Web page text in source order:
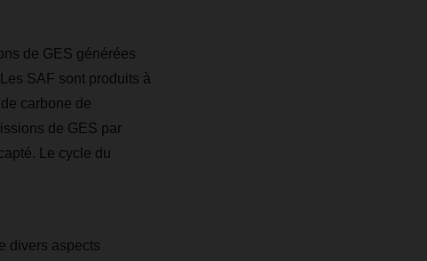
de GES générées
SAF sont produits à
carbone de
de GES par
Le cycle du
divers aspects